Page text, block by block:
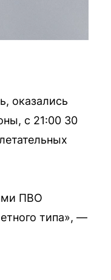
оказались
с 21:00 30
ПВО
типа», —